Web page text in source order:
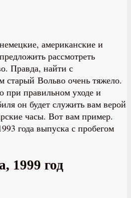
американские и
рассмотреть
Правда, найти с
старый Вольво очень тяжело.
при правильном уходе и
он будет служить вам верой
часы. Вот вам пример.
года выпуска с пробегом
1999 год